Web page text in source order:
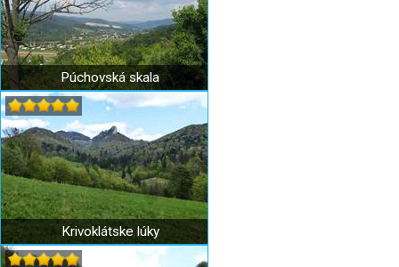
Púchovská skala
Krivoklátske lúky